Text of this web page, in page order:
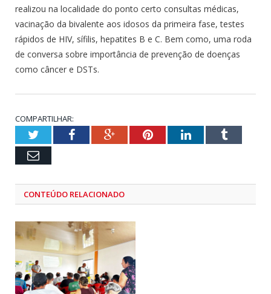
realizou na localidade do ponto certo consultas médicas,
vacinação da bivalente aos idosos da primeira fase, testes
rápidos de HIV, sífilis, hepatites B e C. Bem como, uma roda
de conversa sobre importância de prevenção de doenças
como câncer e DSTs.
COMPARTILHAR:
TwitterFacebookGoogle+PinterestLinkedInTumblr
Email
CONTEÚDO RELACIONADO